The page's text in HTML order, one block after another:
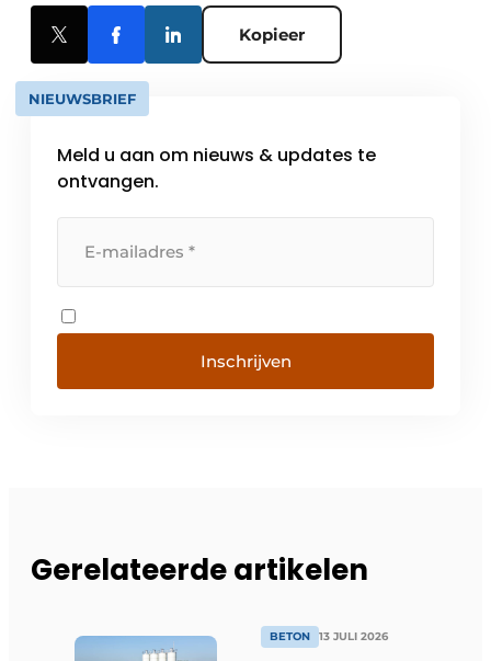
Kopieer
NIEUWSBRIEF
Meld u aan om nieuws & updates te
ontvangen.
Inschrijven
Gerelateerde artikelen
BETON 13 JULI 2026